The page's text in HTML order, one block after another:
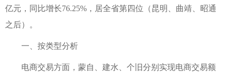
亿元，同比增长76.25%，居全省第四位（昆明、曲靖、昭通
之后）。
一、按类型分析
电商交易方面，蒙自、建水、个旧分别实现电商交易额